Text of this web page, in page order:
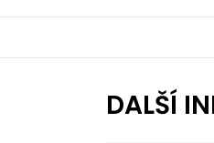
DALŠÍ